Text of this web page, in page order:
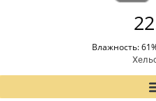
Влажность: